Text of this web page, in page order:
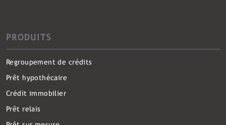
PRODUITS
Regroupement de crédits
Prêt hypothécaire
Crédit immobilier
Prêt relais